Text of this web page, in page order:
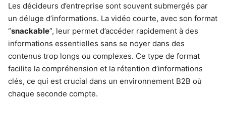
Les décideurs d’entreprise sont souvent submergés par
un déluge d’informations. La vidéo courte, avec son format
“snackable”, leur permet d’accéder rapidement à des
informations essentielles sans se noyer dans des
contenus trop longs ou complexes. Ce type de format
facilite la compréhension et la rétention d’informations
clés, ce qui est crucial dans un environnement B2B où
chaque seconde compte.